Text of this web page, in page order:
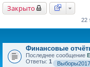
Закрыто
22
Финансовые
Последнее сообщение
Ответы: 1 Выборы2017